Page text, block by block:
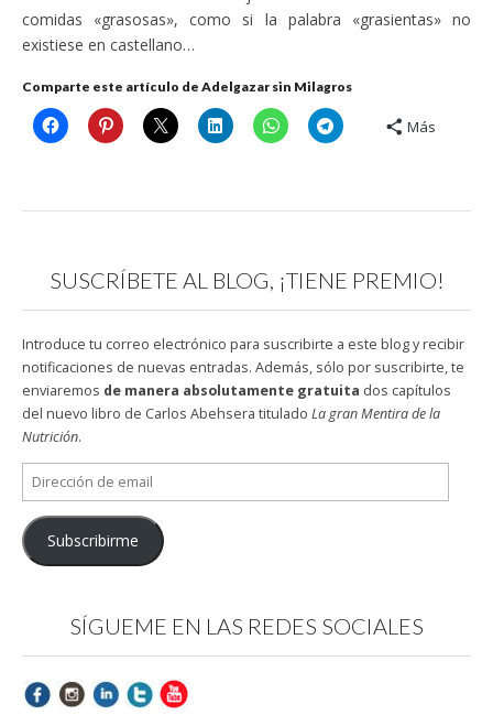
comidas «grasosas», como si la palabra «grasientas» no
existiese en castellano…
Comparte este artículo de Adelgazar sin Milagros
Más
SUSCRÍBETE AL BLOG, ¡TIENE PREMIO!
Introduce tu correo electrónico para suscribirte a este blog y recibir
notificaciones de nuevas entradas. Además, sólo por suscribirte, te
enviaremos de manera absolutamente gratuita dos capítulos
del nuevo libro de Carlos Abehsera titulado La gran Mentira de la
Nutrición.
Dirección
de
email
Subscribirme
SÍGUEME EN LAS REDES SOCIALES